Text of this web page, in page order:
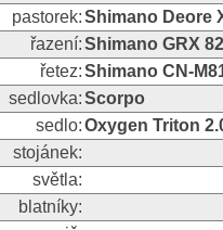
pastorek:Shimano Deore
řazení:Shimano GRX
řetez:Shimano
sedlovka:Scorpo
sedlo:Oxygen Triton
stojánek:
světla:
blatníky: